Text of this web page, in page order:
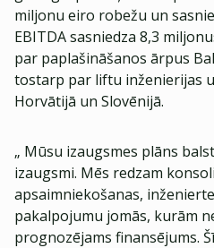
miljonu eiro robežu un
EBITDA sasniedza 8,3
par paplašināšanos ārpus
tostarp par liftu inženierijas
Horvātijā un Slovēnijā.
„ Mūsu izaugsmes plāns
izaugsmi. Mēs redzam
apsaimniekošanas,
pakalpojumu jomās, kurām
prognozējams finansējums.